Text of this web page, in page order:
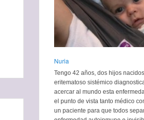
Nuria
Tengo 42 años, dos hijos
eritematoso sistémico
acercar al mundo esta
el punto de vista tanto médico
un paciente para que todos